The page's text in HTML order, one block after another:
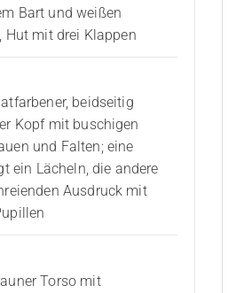
Bart und weißen
Hut mit drei Klappen
beidseitig
Kopf mit buschigen
und Falten; eine
ein Lächeln, die andere
Ausdruck mit
Torso mit